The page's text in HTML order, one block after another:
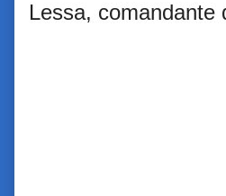
Lessa, comandante